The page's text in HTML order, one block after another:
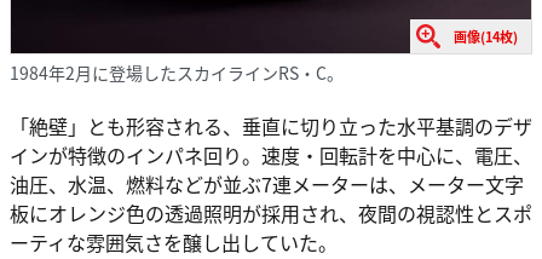
画像(14枚)
1984年2月に登場したスカイラインRS・C。
「絶壁」とも形容される、垂直に切り立った水平基調のデザ
インが特徴のインパネ回り。速度・回転計を中心に、電圧、
油圧、水温、燃料などが並ぶ7連メーターは、メーター文字
板にオレンジ色の透過照明が採用され、夜間の視認性とスポ
ーティな雰囲気さを醸し出していた。